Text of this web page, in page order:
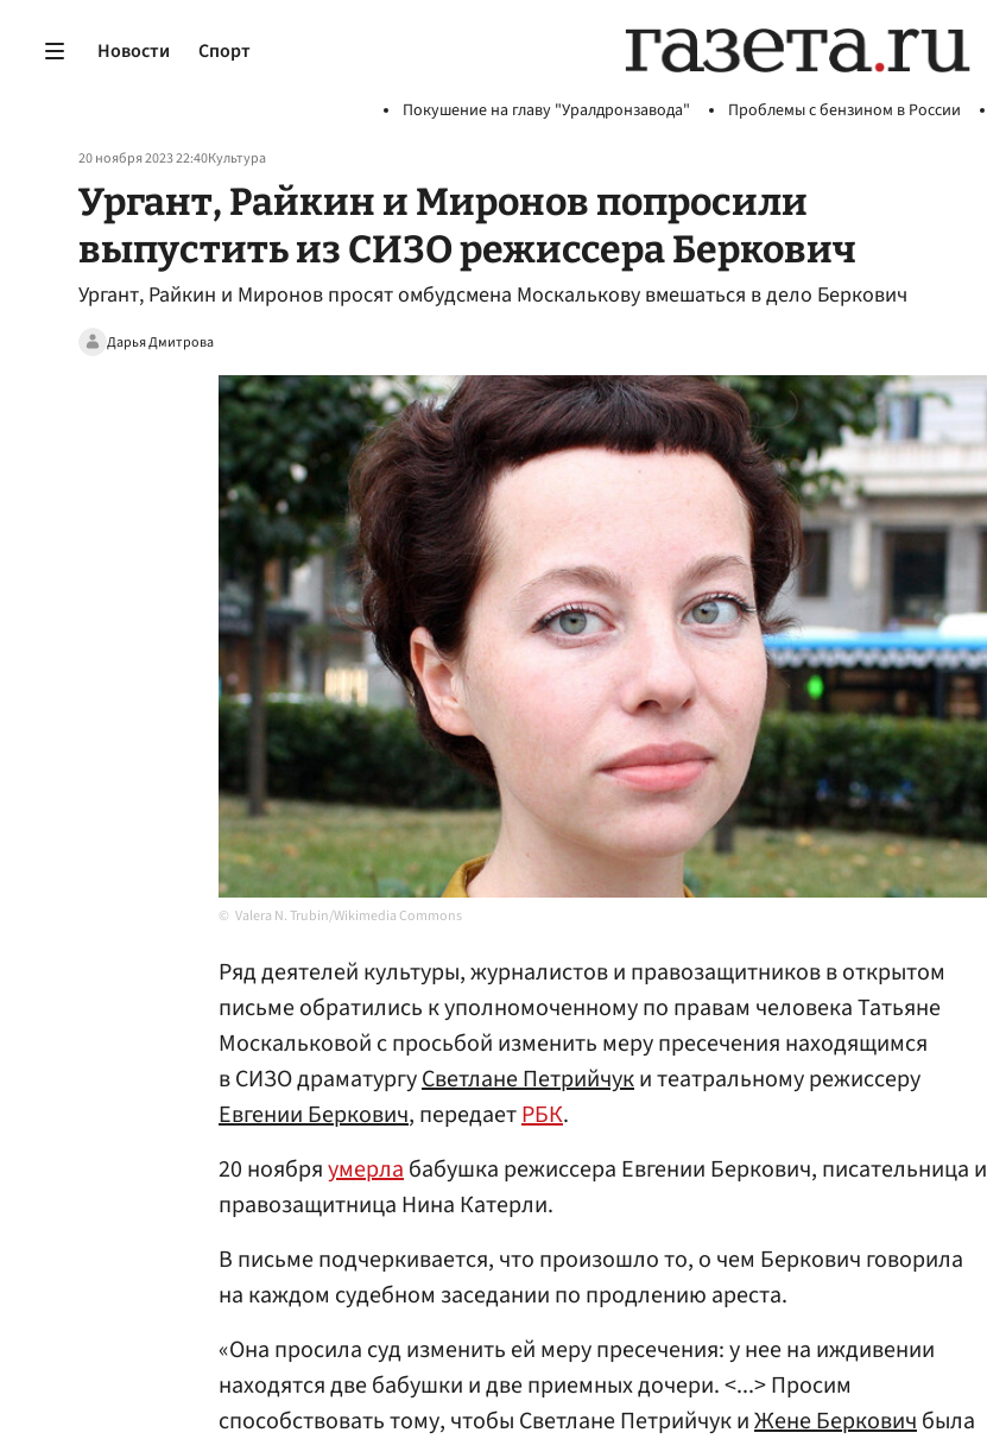
Новости Спорт
Покушение на главу "Уралдронзавода" Проблемы с бензином в России
20 ноября 2023 22:40Культура
Ургант, Райкин и Миронов попросили
выпустить из СИЗО режиссера Беркович
Ургант, Райкин и Миронов просят омбудсмена Москалькову вмешаться в дело Беркович
Дарья Дмитрова
Valera N. Trubin/Wikimedia Commons
Ряд деятелей культуры, журналистов и правозащитников в открытом
письме обратились к уполномоченному по правам человека Татьяне
Москальковой с просьбой изменить меру пресечения находящимся
в СИЗО драматургуСветлане Петрийчуки театральному режиссеру
Евгении Беркович, передаетРБК.
20 ноябряумерлабабушка режиссера Евгении Беркович, писательница и
правозащитница Нина Катерли.
В письме подчеркивается, что произошло то, о чем Беркович говорила
на каждом судебном заседании по продлению ареста.
«Она просила суд изменить ей меру пресечения: у нее на иждивении
находятся две бабушки и две приемных дочери. <...> Просим
способствовать тому, чтобы Светлане Петрийчук иЖене Берковичбыла